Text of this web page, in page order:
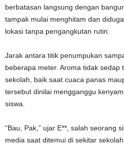
berbatasan langsung dengan
tampak mulai menghitam dan
lokasi tanpa pengangkutan rutin.
Jarak antara titik penumpukan
beberapa meter. Aroma tidak sedap
sekolah, baik saat cuaca panas
tersebut dinilai mengganggu
siswa.
“Bau, Pak,” ujar E**, salah seorang
media saat ditemui di sekitar